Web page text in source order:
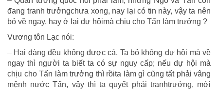
đang tranh trưởngchưa xong, nay lại có tin này, vậy ta nên
bỏ về ngay, hay ở lại dự hộimà chịu cho Tấn làm trưởng ?
Vương tôn Lạc nói:
– Hai đàng đều không được cả. Ta bỏ không dự hội mà về
ngay thì người ta biết ta có sự nguy cấp; nếu dự hội mà
chịu cho Tấn làm trưởng thì rồita làm gì cũng tất phải vâng
mệnh nước Tấn, vậy thì ta quyết phải tranhtrưởng, mới